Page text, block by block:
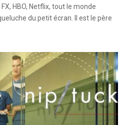
HBO, Netflix, tout le monde
du petit écran. Il est le père